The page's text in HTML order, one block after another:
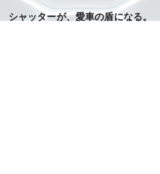
シャッターが、愛車の盾になる。